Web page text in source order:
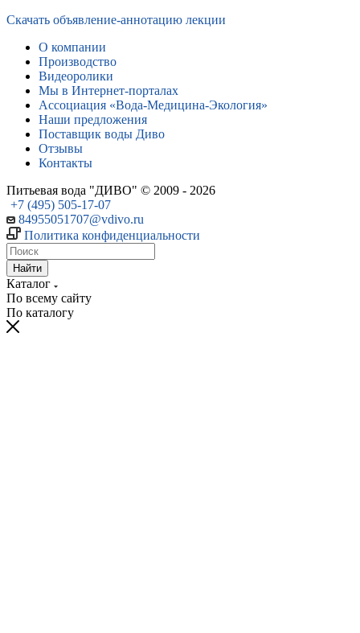
Скачать объявление-аннотацию лекции
О компании
Производство
Видеоролики
Мы в Интернет-порталах
Ассоциация «Вода-Медицина-Экология»
Наши предложения
Поставщик воды Диво
Отзывы
Контакты
Питьевая вода "ДИВО" © 2009 - 2026
+7 (495) 505-17-07
84955051707@vdivo.ru
Политика конфиденциальности
Найти
Каталог
По всему сайту
По каталогу